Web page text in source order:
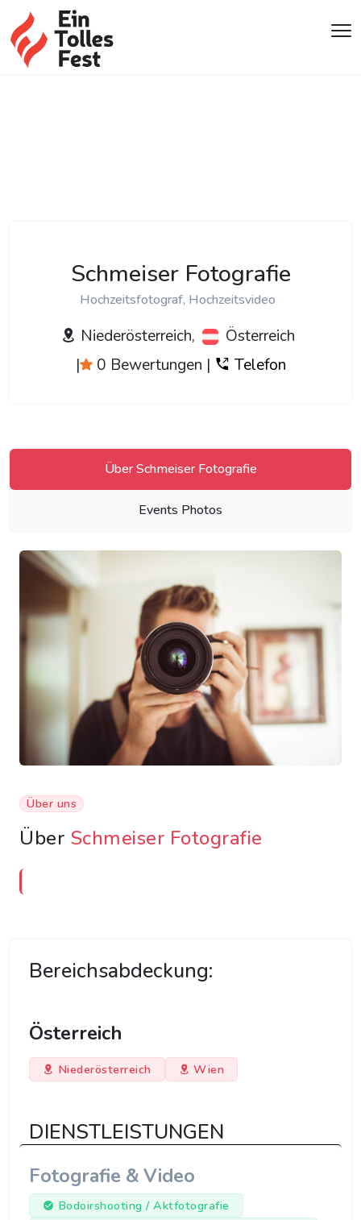
Schmeiser Fotografie
Hochzeitsfotograf, Hochzeitsvideo
Niederösterreich,
Österreich
|
0 Bewertungen | Telefon
Über Schmeiser Fotografie
Events Photos
Über uns
Über Schmeiser Fotografie
Bereichsabdeckung:
Österreich
Niederösterreich Wien
DIENSTLEISTUNGEN
Fotografie & Video
Bodoirshooting / Aktfotografie